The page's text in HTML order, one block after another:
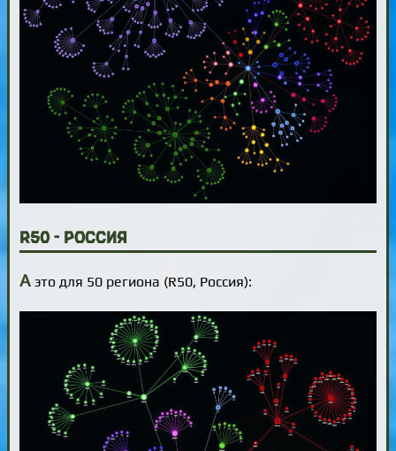
R50 - Россия
А это для 50 региона (R50, Россия):